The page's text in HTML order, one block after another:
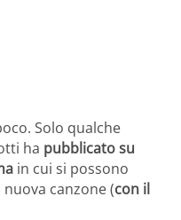
Solo qualche
ha pubblicato su
in cui si possono
canzone (con il